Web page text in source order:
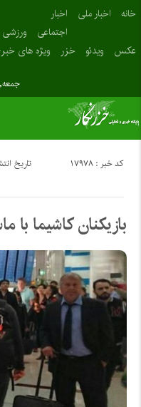
خانه اخبار ملی
اخبار
اجتماعی
ورزشی
عکس
ویدئو خزر ویژه های
جمعه, ۱۶ مرداد
تاریخ انتشار : کد خبر : 17978
بازیکنان کاشیما با